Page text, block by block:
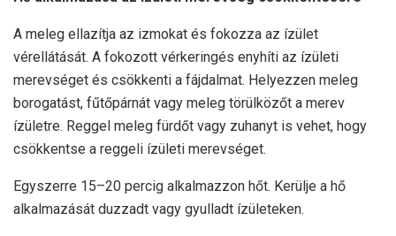
A meleg ellazítja az izmokat és fokozza az ízület
vérellátását. A fokozott vérkeringés enyhíti az ízületi
merevséget és csökkenti a fájdalmat. Helyezzen meleg
borogatást, fűtőpárnát vagy meleg törülközőt a merev
ízületre. Reggel meleg fürdőt vagy zuhanyt is vehet, hogy
csökkentse a reggeli ízületi merevséget.
Egyszerre 15–20 percig alkalmazzon hőt. Kerülje a hő
alkalmazását duzzadt vagy gyulladt ízületeken.